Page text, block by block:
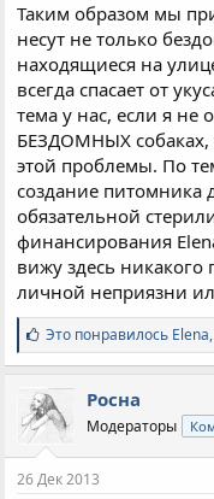
Можно понять
1. Слушать лай на
2. Искать песочницу
3. Боятся ходить по
от выгуливаемых
намордников?
4. Почему я должна
велосипеде, сиключая
из под забора
5. Почему, я должна
псина и кто-то
пассажиров?
6. Почему мне стало
балончик от собак???
Народ, кто любит
домах, следите за
выбегало на улицу,
детей. Ешьте на
с ней всем, что душа не
общение со своим
рекомендацией: "Он не
Таким образом мы
несут не только
находящиеся на
всегда спасает от
тема у нас, если я
БЕЗДОМНЫХ собаках,
этой проблемы. По
создание питомника
обязательной
финансирования
вижу здесь никакого
личной неприязни
С
и
м
п
а
т
и
:
Это понравилось Elena,
Росна
Модераторы
26 Дек 2013